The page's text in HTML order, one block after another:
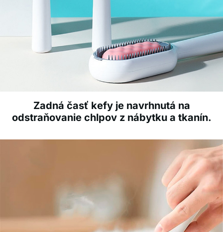
Zadná časť kefy je navrhnutá na
odstraňovanie chlpov z nábytku a tkanín.